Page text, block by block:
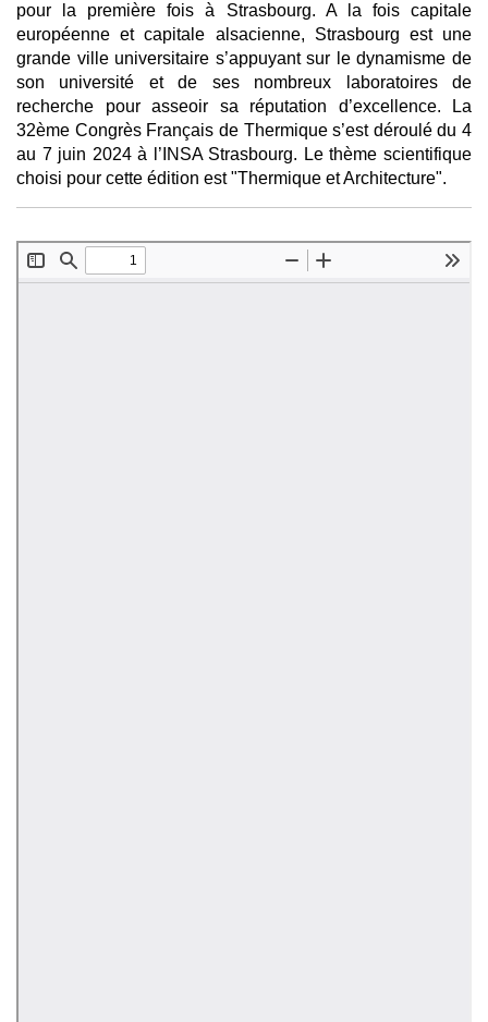
pour la première fois à Strasbourg. A la fois capitale
européenne et capitale alsacienne, Strasbourg est une
grande ville universitaire s’appuyant sur le dynamisme de
son université et de ses nombreux laboratoires de
recherche pour asseoir sa réputation d’excellence. La
32ème Congrès Français de Thermique s’est déroulé du 4
au 7 juin 2024 à l’INSA Strasbourg. Le thème scientifique
choisi pour cette édition est "Thermique et Architecture".